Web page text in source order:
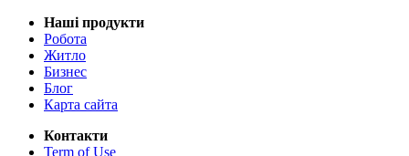
Наші продукти
Робота
Житло
Бизнес
Блог
Карта сайта
Контакти
Term of Use